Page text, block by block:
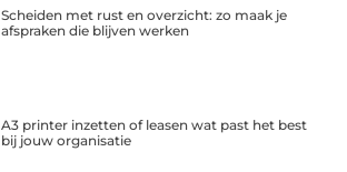
Scheiden met rust en overzicht: zo maak je
afspraken die blijven werken
A3 printer inzetten of leasen wat past het best
bij jouw organisatie